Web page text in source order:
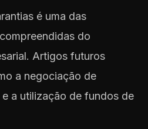
é uma das
do
Artigos futuros
a negociação de
a utilização de fundos de